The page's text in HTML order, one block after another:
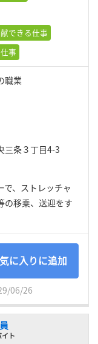
できる仕事
事
職業
三条３丁目4-3
、ストレッチャ
の移乗、送迎をす
に入りに追加
06/26
ト